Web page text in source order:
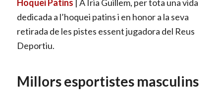
Hoquei Patins | A Iria Guillem, per tota una vida
dedicada a l’hoquei patins i en honor a la seva
retirada de les pistes essent jugadora del Reus
Deportiu.
Millors esportistes masculins